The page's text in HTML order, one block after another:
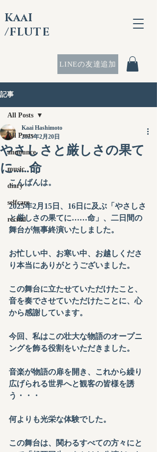
KaaI
/FLUTE
LINEの友達追加
記事
All Posts
announce
music
diary
selfcare
recital
All Posts
やさしさと厳しさの果て
に……命
Kaai Hashimoto
2025年2月20日
こんばんは。
2025年2月15日、16日に及ぶ「やさしさ
と厳しさの果てに……命」、二日間の
舞台が無事終演いたしました。
お忙しい中、お寒い中、お越しくださ
り本当にありがとうございました。
この舞台に立たせていただけたこと、
音を奏でさせていただけたことに、心
から感謝しています。
今回、私はこの壮大な物語のオープニ
ングを飾る役割をいただきました。
音楽が物語の扉を開き、これから繰り
広げられる世界へと観客の皆様を誘
う・・・
何よりも光栄な体験でした。
この舞台は、関わるすべての方々にと